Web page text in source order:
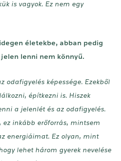
is vagyok. Ez nem egy
életekbe, abban pedig
lenni nem könnyű.
odafigyelés képessége. Ezekből
építkezni is. Hiszek
a jelenlét és az odafigyelés.
ez inkább erőforrás, mintsem
energiáimat. Ez olyan, mint
lehet három gyerek nevelése